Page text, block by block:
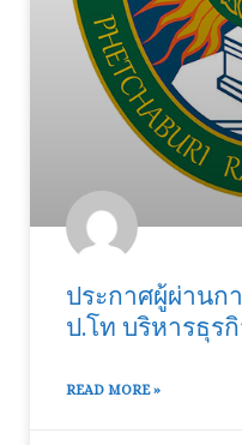
ประกาศผู้ผ่านก
ป.โท บริหารธุร
READ MORE »